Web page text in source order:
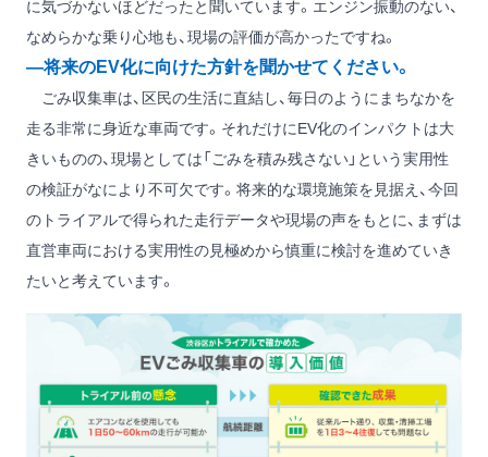
に気づかないほどだったと聞いています。エンジン振動のない、
なめらかな乗り心地も、現場の評価が高かったですね。
―将来のEV化に向けた方針を聞かせてください。
ごみ収集車は、区民の生活に直結し、毎日のようにまちなかを
走る非常に身近な車両です。それだけにEV化のインパクトは大
きいものの、現場としては「ごみを積み残さない」という実用性
の検証がなにより不可欠です。将来的な環境施策を見据え、今回
のトライアルで得られた走行データや現場の声をもとに、まずは
直営車両における実用性の見極めから慎重に検討を進めていき
たいと考えています。